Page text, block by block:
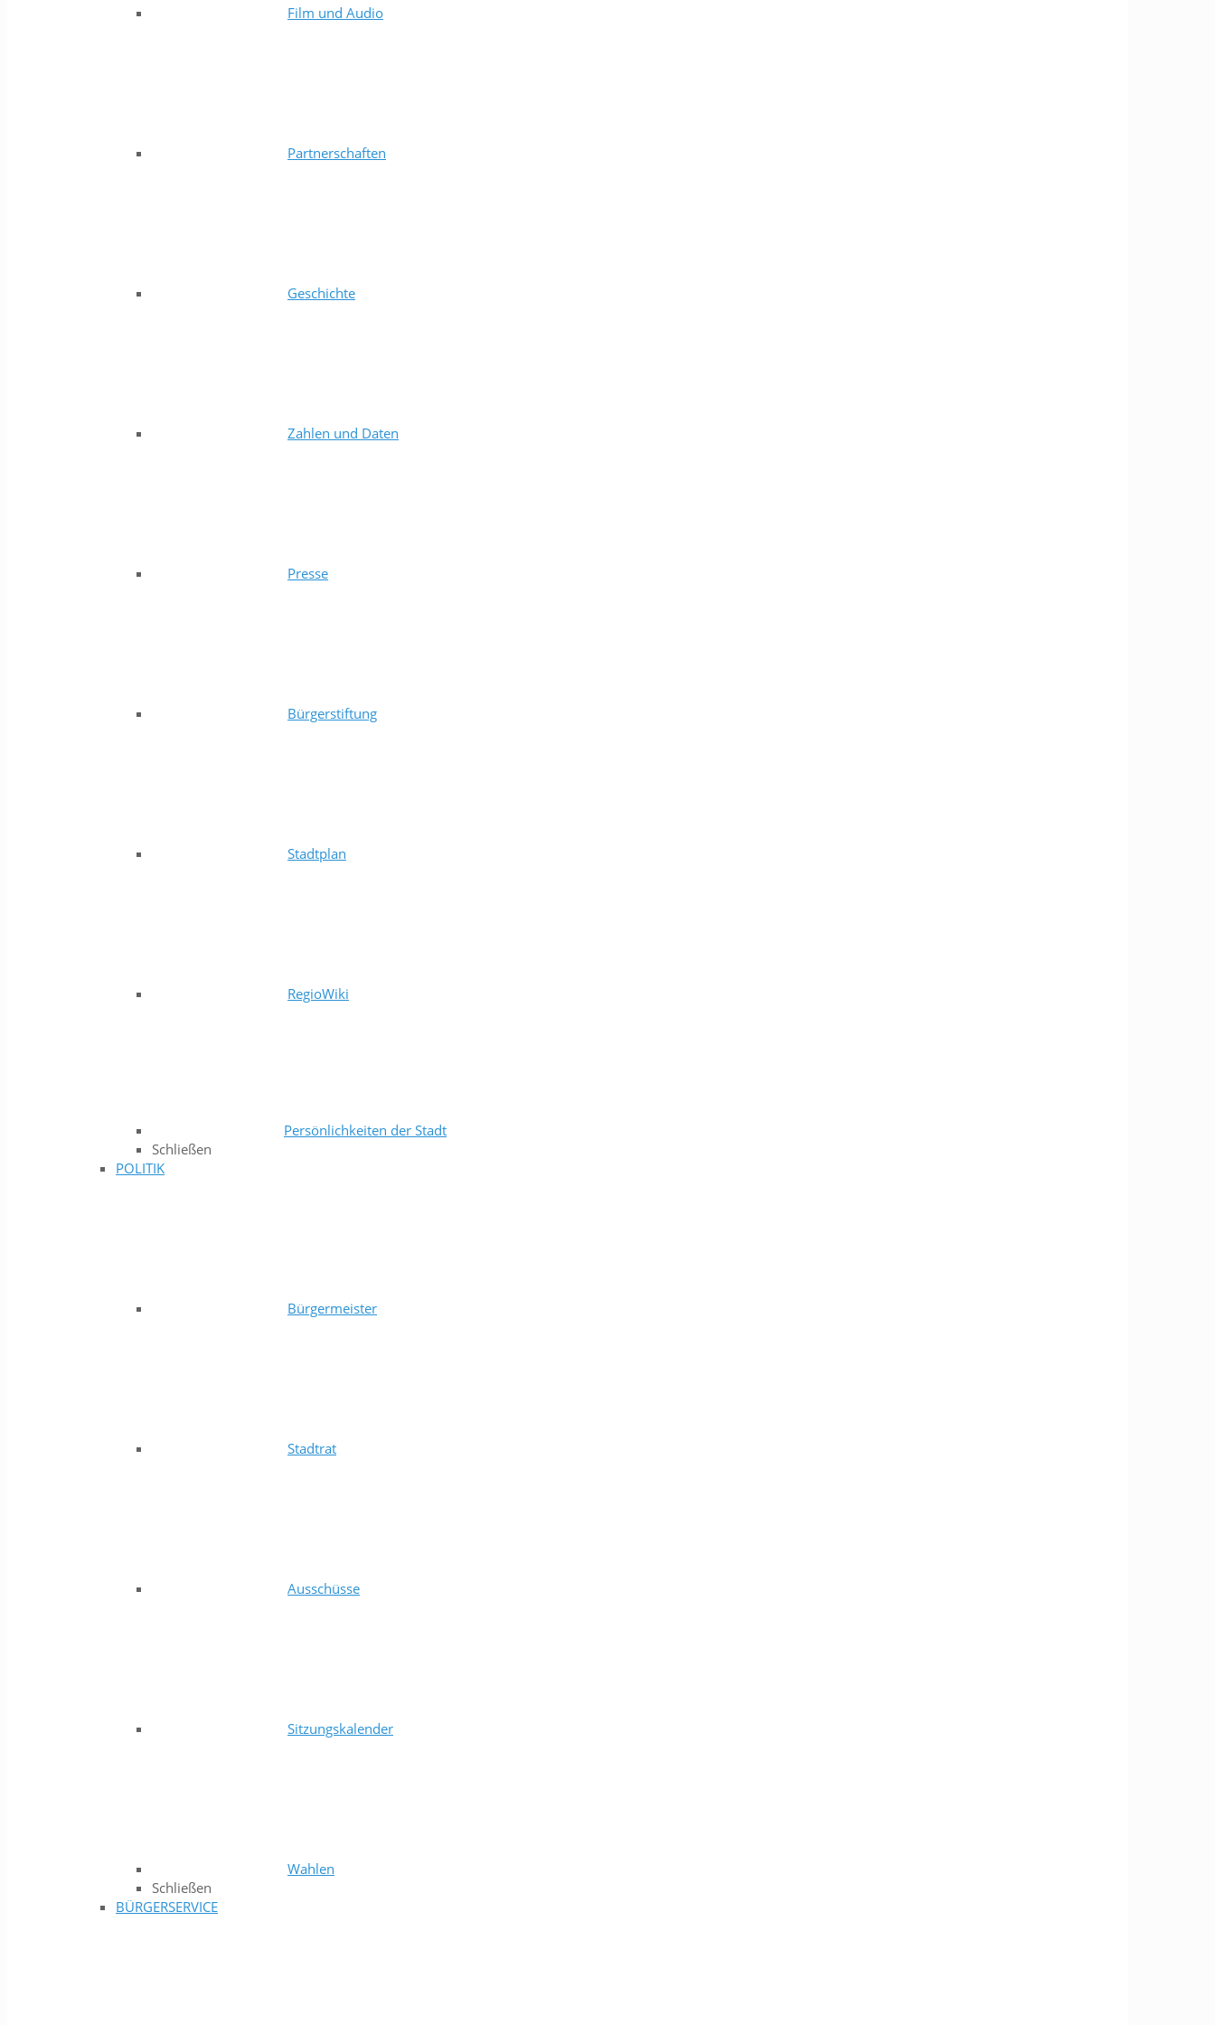
Film und Audio
Partnerschaften
Geschichte
Zahlen und Daten
Presse
Bürgerstiftung
Stadtplan
RegioWiki
Persönlichkeiten der Stadt
Schließen
POLITIK
Bürgermeister
Stadtrat
Ausschüsse
Sitzungskalender
Wahlen
Schließen
BÜRGERSERVICE